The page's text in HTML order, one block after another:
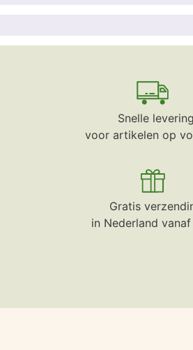
Snelle levering
voor artikelen op
Gratis
in Nederland